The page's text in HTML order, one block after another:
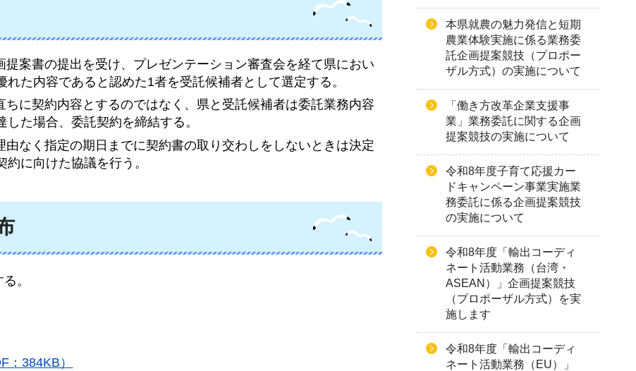
案書の提出を受け、プレゼンテーション審査会を経て県におい
た内容であると認めた1者を受託候補者として選定する。
に契約内容とするのではなく、県と受託候補者は委託業務内容
た場合、委託契約を締結する。
なく指定の期日までに契約書の取り交わしをしないときは決定
に向けた協議を行う。
。
：384KB）
本県就農の魅力発信と短期
農業体験実施に係る業務委
託企画提案競技（プロポー
ザル方式）の実施について
「働き方改革企業支援事
業」業務委託に関する企画
提案競技の実施について
令和8年度子育て応援カー
ドキャンペーン事業実施業
務委託に係る企画提案競技
の実施について
令和8年度「輸出コーディ
ネート活動業務（台湾・
ASEAN）」企画提案競技
（プロポーザル方式）を実
施します
令和8年度「輸出コーディ
ネート活動業務（EU）」